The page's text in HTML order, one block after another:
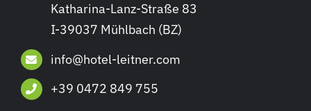
Katharina-Lanz-Straße 83
I-39037 Mühlbach (BZ)
info@hotel-leitner.com
+39 0472 849 755